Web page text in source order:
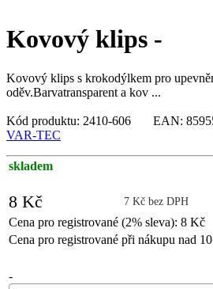
Kovový klips -
Kovový klips s krokodýlkem pro
oděv.Barvatransparent a kov ...
Kód produktu: 2410-606 EAN:
VAR-TEC
skladem
8 Kč 7 Kč bez DPH
Cena pro registrované (2% sleva): 8 Kč
Cena pro registrované při nákupu nad
-